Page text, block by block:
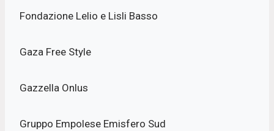
Fondazione Lelio e Lisli Basso
Gaza Free Style
Gazzella Onlus
Gruppo Empolese Emisfero Sud